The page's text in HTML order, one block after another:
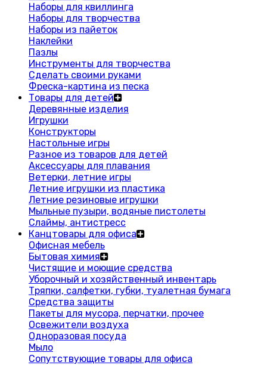
Наборы для квиллинга
Наборы для творчества
Наборы из пайеток
Наклейки
Пазлы
Инструменты для творчества
Сделать своими руками
Фреска-картина из песка
Товары для детей
Деревянные изделия
Игрушки
Конструкторы
Настольные игры
Разное из товаров для детей
Аксессуары для плавания
Ветерки, летние игры
Летние игрушки из пластика
Летние резиновые игрушки
Мыльные пузыри, водяные пистолеты
Слаймы, антистресс
Канцтовары для офиса
Офисная мебель
Бытовая химия
Чистящие и моющие средства
Уборочный и хозяйственный инвентарь
Тряпки, салфетки, губки, туалетная бумага
Средства защиты
Пакеты для мусора, перчатки, прочее
Освежители воздуха
Одноразовая посуда
Мыло
Сопутствующие товары для офиса